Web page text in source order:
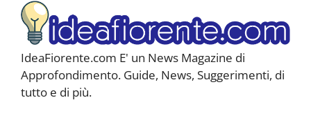
IdeaFiorente.com E' un News Magazine di
Approfondimento. Guide, News, Suggerimenti, di
tutto e di più.